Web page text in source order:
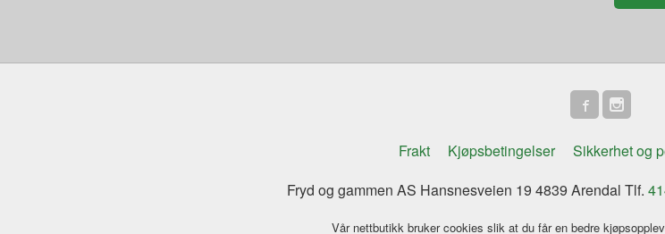
Frakt Kjøpsbetingelser Sikkerhet og
Fryd og gammen AS Hansnesveien 19 4839 Arendal Tlf.
Vår nettbutikk bruker cookies slik at du får en bedre